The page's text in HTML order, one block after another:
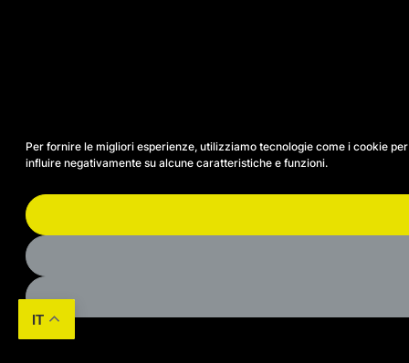
Per fornire le migliori esperienze, utilizziamo tecnologie come i cookie
influire negativamente su alcune caratteristiche e funzioni.
IT